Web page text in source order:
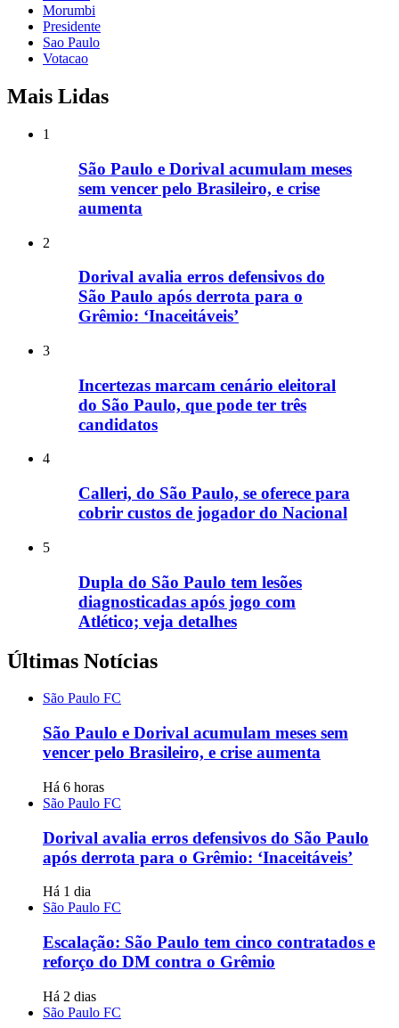
Morumbi
Presidente
Sao Paulo
Votacao
Mais Lidas
1
São Paulo e Dorival acumulam meses
sem vencer pelo Brasileiro, e crise
aumenta
2
Dorival avalia erros defensivos do
São Paulo após derrota para o
Grêmio: ‘Inaceitáveis’
3
Incertezas marcam cenário eleitoral
do São Paulo, que pode ter três
candidatos
4
Calleri, do São Paulo, se oferece para
cobrir custos de jogador do Nacional
5
Dupla do São Paulo tem lesões
diagnosticadas após jogo com
Atlético; veja detalhes
Últimas Notícias
São Paulo FC
São Paulo e Dorival acumulam meses sem
vencer pelo Brasileiro, e crise aumenta
Há 6 horas
São Paulo FC
Dorival avalia erros defensivos do São Paulo
após derrota para o Grêmio: ‘Inaceitáveis’
Há 1 dia
São Paulo FC
Escalação: São Paulo tem cinco contratados e
reforço do DM contra o Grêmio
Há 2 dias
São Paulo FC